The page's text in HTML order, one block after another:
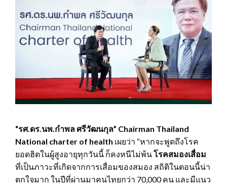
“รศ.ดร.นพ.กำพล ศรีวัฒนกุล” Chairman Thailand
National charter of health เผยว่า “หากจะพูดถึงโรค
ยอดฮิตในผู้สูงอายุทุกวันนี้ ก็คงหนีไม่พ้นโรคสมองเสื่อม
ที่เป็นภาวะที่เกิดจากการเสื่อมของสมอง สถิติในตอนนี้น่า
ตกใจมาก ในปีที่ผ่านมาคนไทยกว่า 70,000 คน และมีแนว